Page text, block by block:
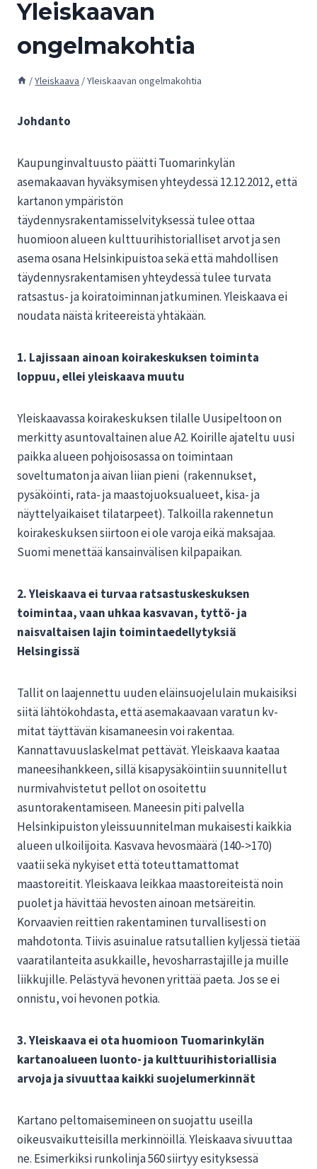
Yleiskaavan
ongelmakohtia
/Yleiskaava /Yleiskaavan ongelmakohtia
Johdanto
Kaupunginvaltuusto päätti Tuomarinkylän
asemakaavan hyväksymisen yhteydessä 12.12.2012, että
kartanon ympäristön
täydennysrakentamisselvityksessä tulee ottaa
huomioon alueen kulttuurihistorialliset arvot ja sen
asema osana Helsinkipuistoa sekä että mahdollisen
täydennysrakentamisen yhteydessä tulee turvata
ratsastus- ja koiratoiminnan jatkuminen. Yleiskaava ei
noudata näistä kriteereistä yhtäkään.
1. Lajissaan ainoan koirakeskuksen toiminta
loppuu, ellei yleiskaava muutu
Yleiskaavassa koirakeskuksen tilalle Uusipeltoon on
merkitty asuntovaltainen alue A2. Koirille ajateltu uusi
paikka alueen pohjoisosassa on toimintaan
soveltumaton ja aivan liian pieni (rakennukset,
pysäköinti, rata- ja maastojuoksualueet, kisa- ja
näyttelyaikaiset tilatarpeet). Talkoilla rakennetun
koirakeskuksen siirtoon ei ole varoja eikä maksajaa.
Suomi menettää kansainvälisen kilpapaikan.
2. Yleiskaava ei turvaa ratsastuskeskuksen
toimintaa, vaan uhkaa kasvavan, tyttö- ja
naisvaltaisen lajin toimintaedellytyksiä
Helsingissä
Tallit on laajennettu uuden eläinsuojelulain mukaisiksi
siitä lähtökohdasta, että asemakaavaan varatun kv-
mitat täyttävän kisamaneesin voi rakentaa.
Kannattavuuslaskelmat pettävät. Yleiskaava kaataa
maneesihankkeen, sillä kisapysäköintiin suunnitellut
nurmivahvistetut pellot on osoitettu
asuntorakentamiseen. Maneesin piti palvella
Helsinkipuiston yleissuunnitelman mukaisesti kaikkia
alueen ulkoilijoita. Kasvava hevosmäärä (140->170)
vaatii sekä nykyiset että toteuttamattomat
maastoreitit. Yleiskaava leikkaa maastoreiteistä noin
puolet ja hävittää hevosten ainoan metsäreitin.
Korvaavien reittien rakentaminen turvallisesti on
mahdotonta. Tiivis asuinalue ratsutallien kyljessä tietää
vaaratilanteita asukkaille, hevosharrastajille ja muille
liikkujille. Pelästyvä hevonen yrittää paeta. Jos se ei
onnistu, voi hevonen potkia.
3. Yleiskaava ei ota huomioon Tuomarinkylän
kartanoalueen luonto- ja kulttuurihistoriallisia
arvoja ja sivuuttaa kaikki suojelumerkinnät
Kartano peltomaisemineen on suojattu useilla
oikeusvaikutteisilla merkinnöillä. Yleiskaava sivuuttaa
ne. Esimerkiksi runkolinja 560 siirtyy esityksessä